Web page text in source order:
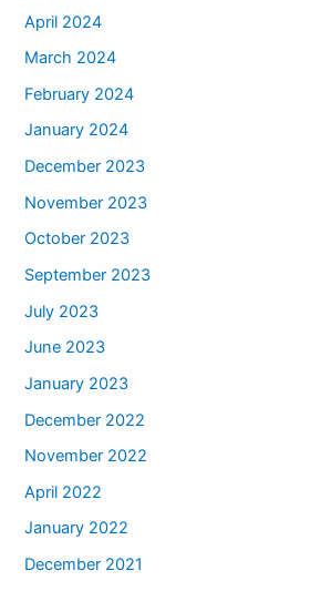
April 2024
March 2024
February 2024
January 2024
December 2023
November 2023
October 2023
September 2023
July 2023
June 2023
January 2023
December 2022
November 2022
April 2022
January 2022
December 2021